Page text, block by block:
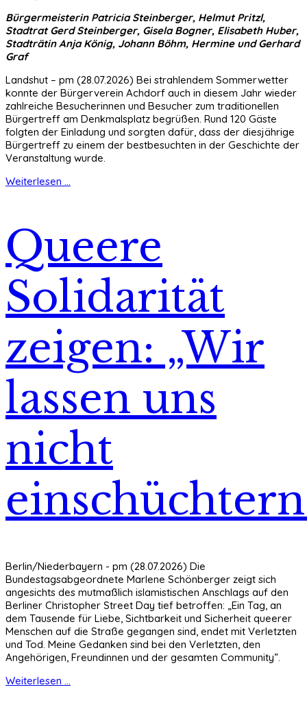
Bürgermeisterin Patricia Steinberger, Helmut Pritzl,
Stadtrat Gerd Steinberger, Gisela Bogner, Elisabeth Huber,
Stadträtin Anja König, Johann Böhm, Hermine und Gerhard
Graf
Landshut – pm (28.07.2026) Bei strahlendem Sommerwetter
konnte der Bürgerverein Achdorf auch in diesem Jahr wieder
zahlreiche Besucherinnen und Besucher zum traditionellen
Bürgertreff am Denkmalsplatz begrüßen. Rund 120 Gäste
folgten der Einladung und sorgten dafür, dass der diesjährige
Bürgertreff zu einem der bestbesuchten in der Geschichte der
Veranstaltung wurde.
Weiterlesen ...
Queere
Solidarität
zeigen: „Wir
lassen uns
nicht
Berlin/Niederbayern - pm (28.07.2026) Die
Bundestagsabgeordnete Marlene Schönberger zeigt sich
angesichts des mutmaßlich islamistischen Anschlags auf den
Berliner Christopher Street Day tief betroffen: „Ein Tag, an
dem Tausende für Liebe, Sichtbarkeit und Sicherheit queerer
Menschen auf die Straße gegangen sind, endet mit Verletzten
und Tod. Meine Gedanken sind bei den Verletzten, den
Angehörigen, Freundinnen und der gesamten Community”.
Weiterlesen ...